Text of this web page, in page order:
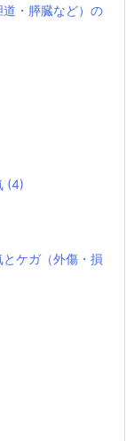
・膵臓など）の
(4)
ケガ（外傷・損